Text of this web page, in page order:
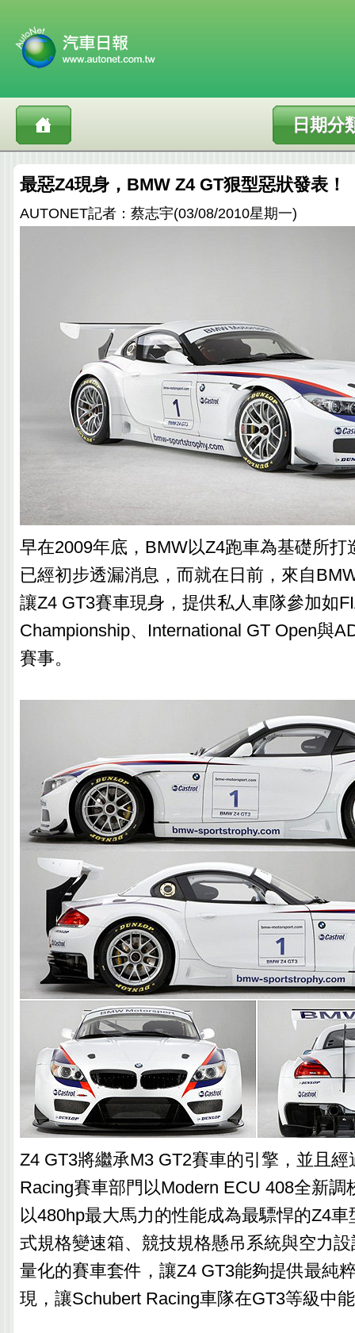
日期分
最惡Z4現身，BMW Z4 GT狠型惡狀發表！
AUTONET記者：蔡志宇(03/08/2010星期一)
早在2009年底，BMW以Z4跑車為基礎所打
已經初步透漏消息，而就在日前，來自
讓Z4 GT3賽車現身，提供私人車隊參加如
Championship、International GT Open與
賽事。
Z4 GT3將繼承M3 GT2賽車的引擎，並且
Racing賽車部門以Modern ECU 408全新調
以480hp最大馬力的性能成為最驃悍的Z4
式規格變速箱、競技規格懸吊系統與空力
量化的賽車套件，讓Z4 GT3能夠提供最純
現，讓Schubert Racing車隊在GT3等級中